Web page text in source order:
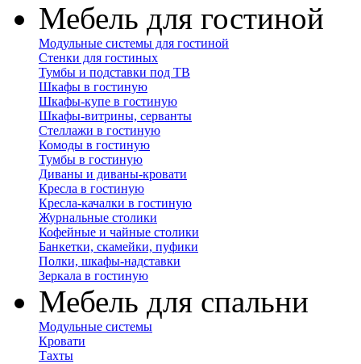
Мебель для гостиной
Модульные системы для гостиной
Стенки для гостиных
Тумбы и подставки под ТВ
Шкафы в гостиную
Шкафы-купе в гостиную
Шкафы-витрины, серванты
Стеллажи в гостиную
Комоды в гостиную
Тумбы в гостиную
Диваны и диваны-кровати
Кресла в гостиную
Кресла-качалки в гостиную
Журнальные столики
Кофейные и чайные столики
Банкетки, скамейки, пуфики
Полки, шкафы-надставки
Зеркала в гостиную
Мебель для спальни
Модульные системы
Кровати
Тахты